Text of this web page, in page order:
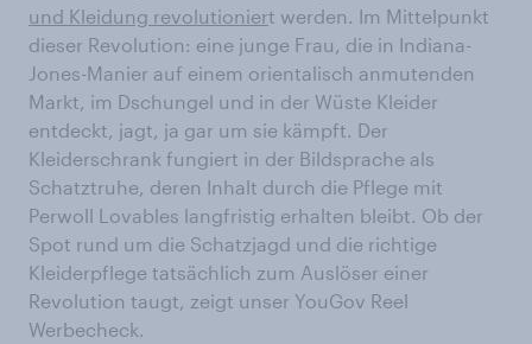
und Kleidung revolutioniert werden. Im Mittelpunkt
dieser Revolution: eine junge Frau, die in Indiana-
Jones-Manier auf einem orientalisch anmutenden
Markt, im Dschungel und in der Wüste Kleider
entdeckt, jagt, ja gar um sie kämpft. Der
Kleiderschrank fungiert in der Bildsprache als
Schatztruhe, deren Inhalt durch die Pflege mit
Perwoll Lovables langfristig erhalten bleibt. Ob der
Spot rund um die Schatzjagd und die richtige
Kleiderpflege tatsächlich zum Auslöser einer
Revolution taugt, zeigt unser YouGov Reel
Werbecheck.